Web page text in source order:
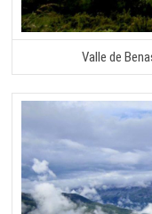
Valle de